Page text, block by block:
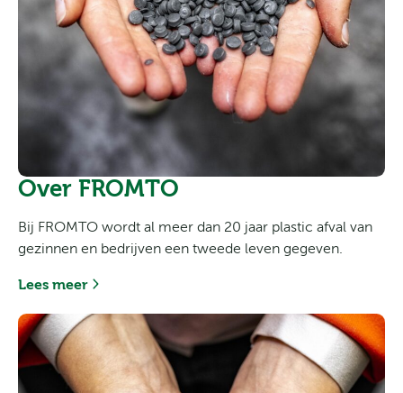
Over FROMTO
Bij FROMTO wordt al meer dan 20 jaar plastic afval van
gezinnen en bedrijven een tweede leven gegeven.
Lees meer